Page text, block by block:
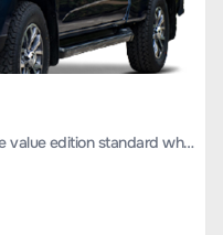
1.8T gasoline manual four-wheel drive value edition standard wheelbase CE18